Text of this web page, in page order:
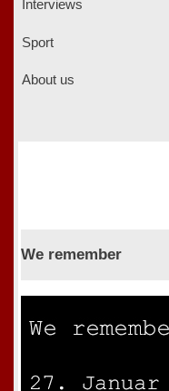
Interviews
Sport
About us
We remember